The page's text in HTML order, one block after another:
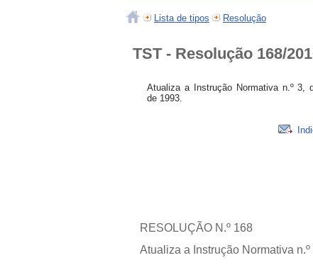
Lista de tipos Resolução
TST - Resolução 168/
Atualiza a Instrução Normativa n.º 3,
de 1993.
RESOLUÇÃO N.º 168
Atualiza a Instrução Normativa